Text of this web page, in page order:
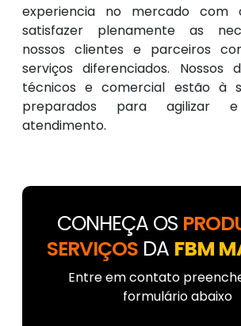
experiencia no mercado com
satisfazer plenamente as
nossos clientes e parceiros
serviços diferenciados. Nossos
técnicos e comercial estão à
preparados para agilizar
atendimento.
CONHEÇA OS
SERVIÇOSDA FBM
Entre em contato
formulário abaixo